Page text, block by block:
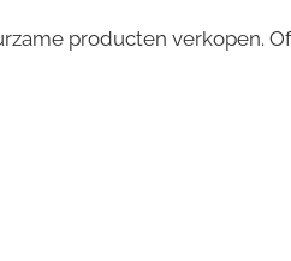
producten verkopen.